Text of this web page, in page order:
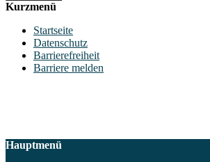
Kurzmenü
Startseite
Datenschutz
Barrierefreiheit
Barriere melden
Hauptmenü